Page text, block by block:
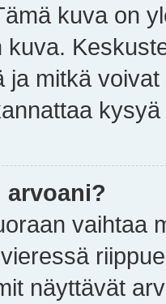
kuva on
kuva.
ja mitkä
arvoani?
vaihtaa
näyttävät